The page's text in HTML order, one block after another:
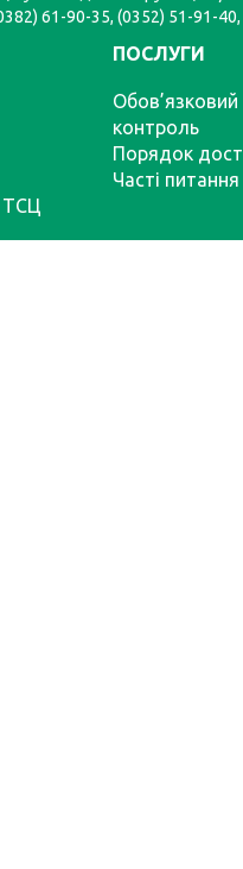
61-90-35, (0352) 51-91-
ТСЦ
ПОСЛУГИ
Обов’язковий
контроль
Порядок
Часті питання